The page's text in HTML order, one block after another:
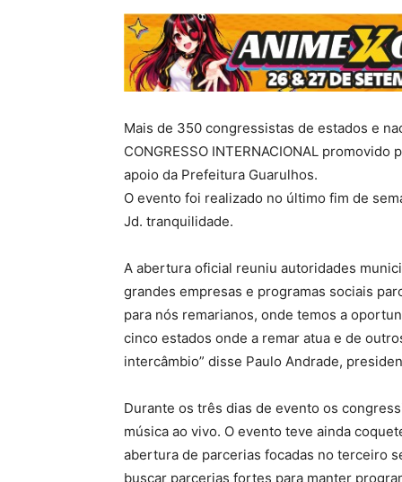
Mais de 350 congressistas de estados e
CONGRESSO INTERNACIONAL
apoio da Prefeitura Guarulhos.
O evento foi realizado no último fim de
Jd. tranquilidade.
A abertura oficial reuniu autoridades
grandes empresas e programas sociais
para nós remarianos, onde temos a
cinco estados onde a remar atua e de
intercâmbio” disse Paulo Andrade,
Durante os três dias de evento os
música ao vivo. O evento teve ainda
abertura de parcerias focadas no terceiro
buscar parcerias fortes para manter